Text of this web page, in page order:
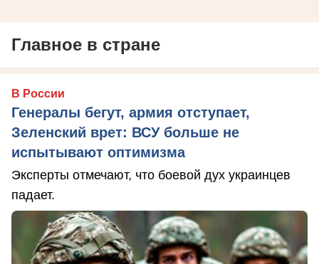
Главное в стране
В России
Генералы бегут, армия отступает,
Зеленский врет: ВСУ больше не
испытывают оптимизма
Эксперты отмечают, что боевой дух украинцев
падает.